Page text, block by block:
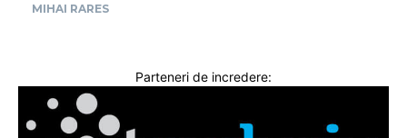
MIHAI RARES
Parteneri de incredere: